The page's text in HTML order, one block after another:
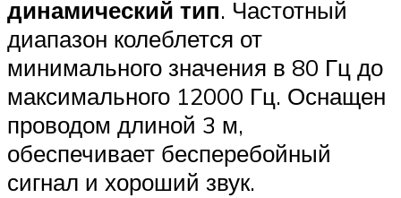
динамический тип. Частотный
диапазон колеблется от
минимального значения в 80 Гц до
максимального 12000 Гц. Оснащен
проводом длиной 3 м,
обеспечивает бесперебойный
сигнал и хороший звук.